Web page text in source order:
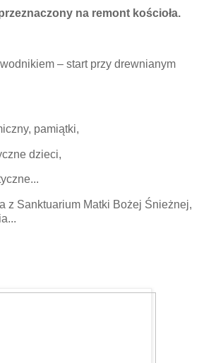
na remont kościoła.
– start przy drewnianym
pamiątki,
dzieci,
z Sanktuarium Matki Bożej Śnieżnej,